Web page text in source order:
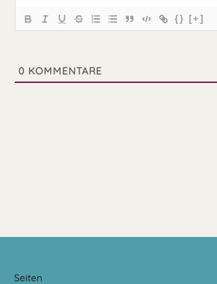
{} [+]
0 KOMMENTARE
Seiten